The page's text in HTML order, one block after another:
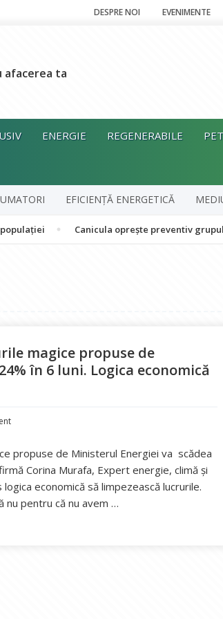
DESPRE NOI EVENIMENTE
afacerea ta
ENERGIE REGENERABILE
EFICIENȚĂ ENERGETICĂ
Canicula oprește preventiv grupul în
magice propuse de
în 6 luni. Logica economică
propuse de Ministerul Energiei va scădea
Corina Murafa, Expert energie, climă și
economică să limpezească lucrurile.
pentru că nu avem …
Nu văd cum măsurile magice propuse de